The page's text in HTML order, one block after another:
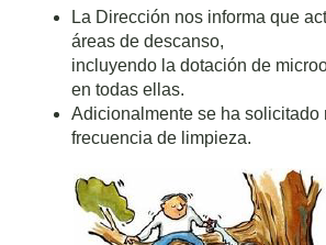
La Dirección nos informa que
áreas de descanso,
incluyendo la dotación de
en todas ellas.
Adicionalmente se ha solicitado
frecuencia de limpieza.